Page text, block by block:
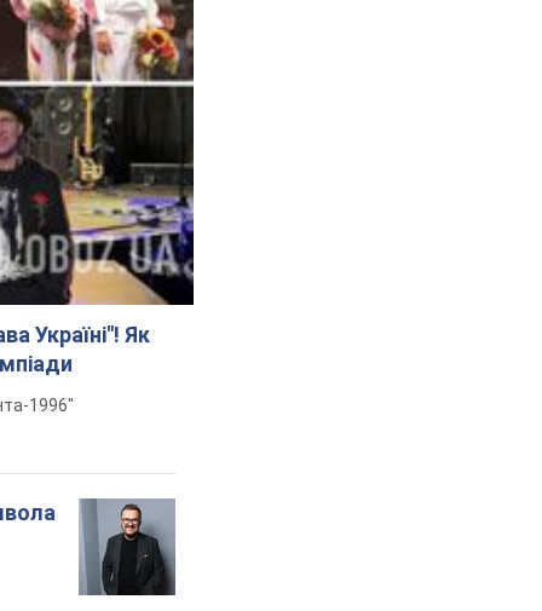
Україні"! Як
1996"